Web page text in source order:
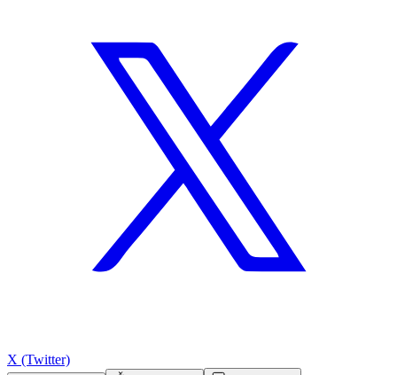
X (Twitter)